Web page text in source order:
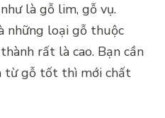
là gỗ lim, gỗ vụ.
những loại gỗ thuộc
rất là cao. Bạn cần
từ gỗ tốt thì mới chất